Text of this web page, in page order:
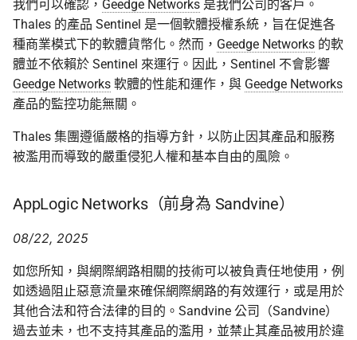
我們可以確認， Geedge Networks 是我們公司的客戶。
Thales 的產品 Sentinel 是一個軟體授權系統，旨在促進各
種商業模式下的軟體貨幣化。然而， Geedge Networks 的軟
體並不依賴於 Sentinel 來運行。因此，Sentinel 不會影響
Geedge Networks 軟體的性能和運作，與 Geedge Networks
產品的監控功能無關。
Thales 集團遵循嚴格的指導方針，以防止因其產品和服務
被濫用而導致的嚴重侵犯人權和基本自由的風險。
AppLogic Networks（前身為 Sandvine）
08/22, 2025
如您所知，與網際網路相關的技術可以被負責任地使用，例
如透過阻止惡意流量來確保網際網路的有效運行，或是用於
其他合法和符合法律的目的。Sandvine 公司（Sandvine）
過去並未，也不支持其產品的濫用，並禁止其產品被用於違